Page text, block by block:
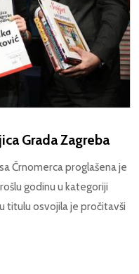
Grada Zagreba
sa Črnomerca proglašena je
godinu u kategoriji
titulu osvojila je pročitavši